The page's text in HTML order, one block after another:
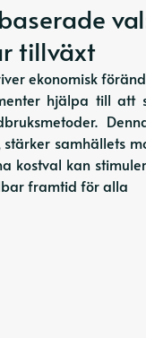
tillväxt
ekonomisk
hjälpa till att
samhällets
kostval kan
framtid för alla